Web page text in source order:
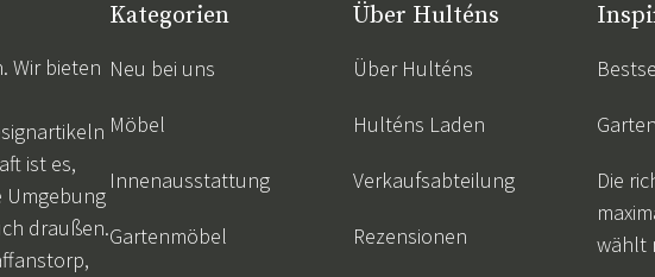
Wir bieten
ist es,
Umgebung
draußen.
Kategorien
Neu bei uns
Möbel
Innenausstattung
Gartenmöbel
Über Hulténs
Über Hulténs
Hulténs Laden
Verkaufsabteilung
Rezensionen
Die
wählt